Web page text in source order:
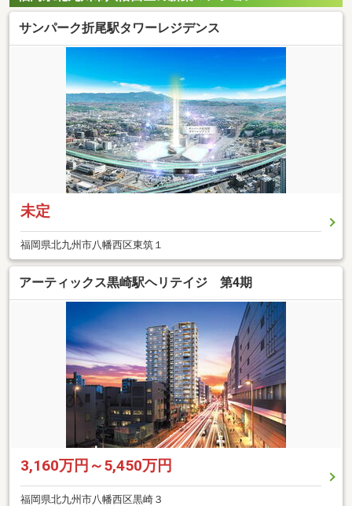
サンパーク折尾駅タワーレジデンス
未定
福岡県北九州市八幡西区東筑１
アーティックス黒崎駅ヘリテイジ 第4期
3,160万円～5,450万円
福岡県北九州市八幡西区黒崎３